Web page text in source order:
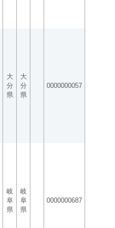
大
分
県
大
分
県
0000000057
岐
阜
県
岐
阜
県
0000000687